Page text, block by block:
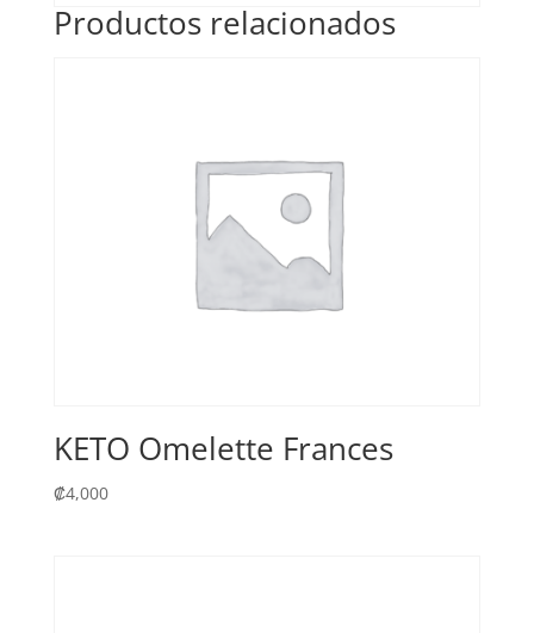
Productos relacionados
KETO Omelette Frances
₡4,000